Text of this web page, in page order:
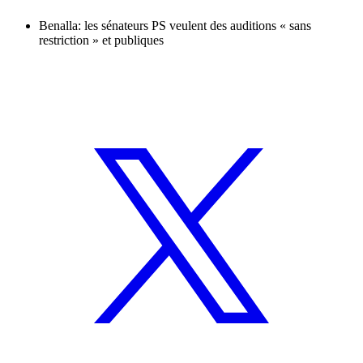
Benalla: les sénateurs PS veulent des auditions « sans
restriction » et publiques